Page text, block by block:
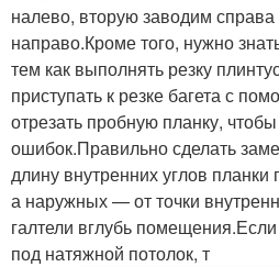
налево, вторую заводим
направо.Кроме того, нужно
тем как выполнять резку
приступать к резке багета с
отрезать пробную планку,
ошибок.Правильно сделать
длину внутренних углов планки
а наружных — от точки
галтели вглубь помещения.Если
под натяжной потолок, т